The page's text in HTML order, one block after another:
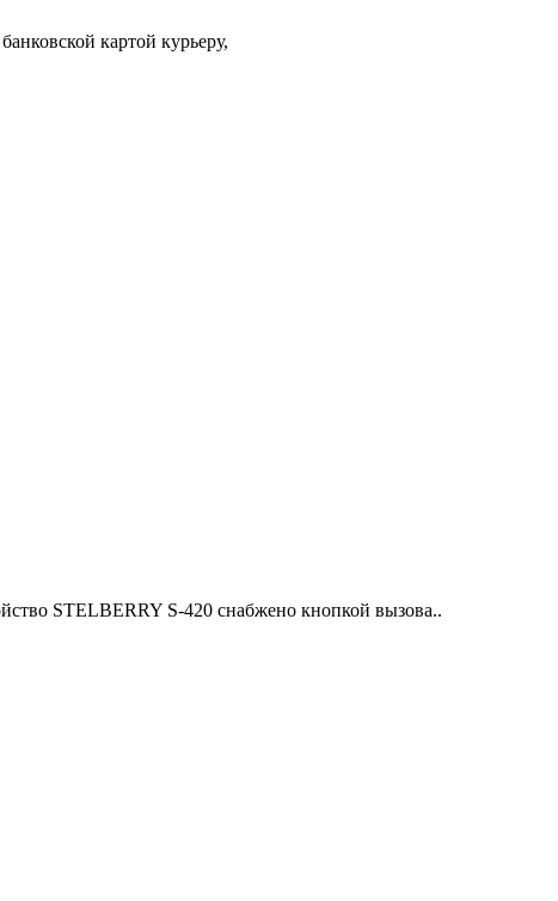
картой курьеру,
STELBERRY S-420 снабжено кнопкой вызова..